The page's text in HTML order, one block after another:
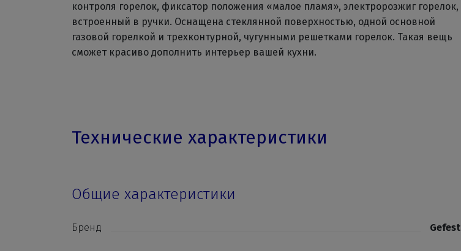
контроля горелок, фиксатор положения «малое пламя», электророзжиг горелок,
встроенный в ручки. Оснащена стеклянной поверхностью, одной основной
газовой горелкой и трехконтурной, чугунными решетками горелок. Такая вещь
сможет красиво дополнить интерьер вашей кухни.
Технические характеристики
Общие характеристики
Бренд Gefest